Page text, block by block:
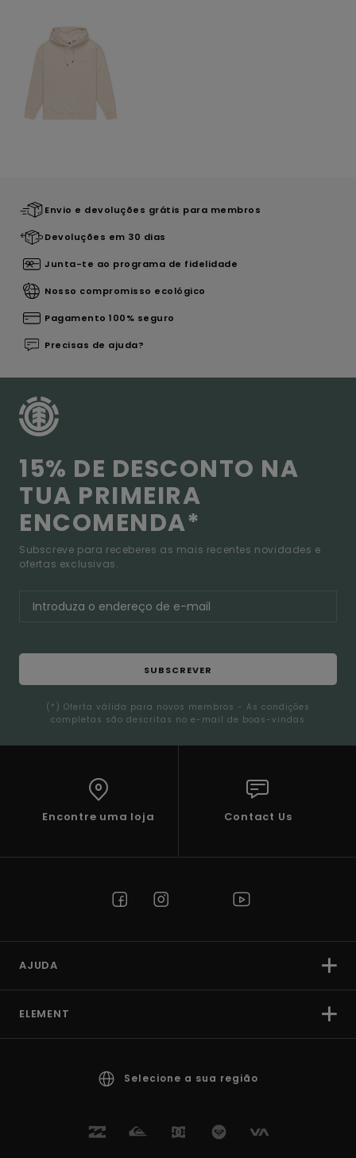
Envio e devoluções grátis para membros
Devoluções em 30 dias
Junta-te ao programa de fidelidade
Nosso compromisso ecológico
Pagamento 100% seguro
Precisas de ajuda?
15% DE DESCONTO NA
TUA PRIMEIRA
ENCOMENDA*
Subscreve para receberes as mais recentes novidades e
ofertas exclusivas.
SUBSCREVER
(*) Oferta válida para novos membros - As condições
completas são descritas no e-mail de boas-vindas
Encontre uma loja Contact Us
AJUDA
ELEMENT
Selecione a sua região